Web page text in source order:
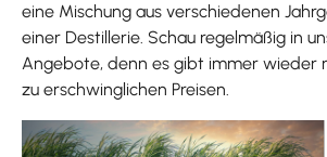
eine Mischung aus verschiedenen
einer Destillerie. Schau regelmäßig in
Angebote, denn es gibt immer wieder
zu erschwinglichen Preisen.